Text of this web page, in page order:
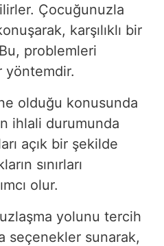
Çocuğunuzla
karşılıklı bir
problemleri
yöntemdir.
olduğu konusunda
ihlali durumunda
açık bir şekilde
sınırları
olur.
yolunu tercih
seçenekler sunarak,